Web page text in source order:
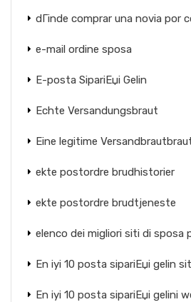
dГіnde comprar una novia por
e-mail ordine sposa
E-posta SipariЕџi Gelin
Echte Versandungsbraut
Eine legitime
ekte postordre brudhistorier
ekte postordre brudtjeneste
elenco dei migliori siti di sposa
En iyi 10 posta sipariЕџi gelin
En iyi 10 posta sipariЕџi gelini